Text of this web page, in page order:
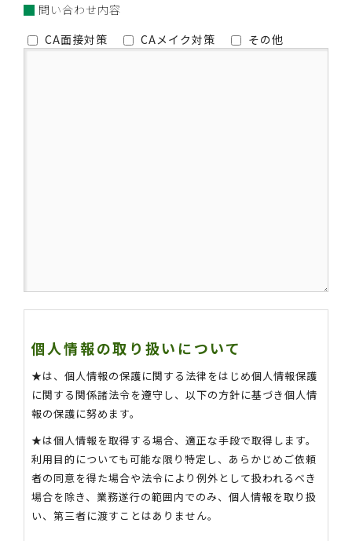
問い合わせ内容
CA面接対策
CAメイク対策 その他
個人情報の取り扱いについて
★は、個人情報の保護に関する法律をはじめ個人情報保護
に関する関係諸法令を遵守し、以下の方針に基づき個人情
報の保護に努めます。
★は個人情報を取得する場合、適正な手段で取得します。
利用目的についても可能な限り特定し、あらかじめご依頼
者の同意を得た場合や法令により例外として扱われるべき
場合を除き、業務遂行の範囲内でのみ、個人情報を取り扱
い、第三者に渡すことはありません。